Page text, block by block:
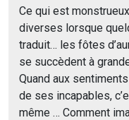
Ce qui est
diverses lorsque
traduit… les fôtes
se succèdent à
Quand aux sentiments
de ses incapables,
même … Comment